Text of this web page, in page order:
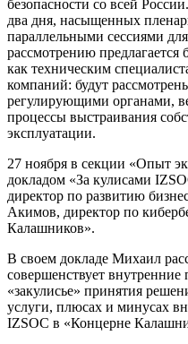
безопасности со всей
два дня, насыщенных
параллельными сессиями
рассмотрению
как техническим
компаний: будут
регулирующими органами,
процессы выстраивания
эксплуатации.
27 ноября в секции «Опыт
докладом «За кулисами
директор по развитию
Акимов, директор по
Калашников».
В своем докладе Михаил
совершенствует
«закулисье» принятия
услуги, плюсах и минусах
IZSOC в «Концерне